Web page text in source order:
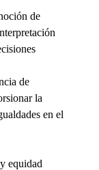
de
de
la
en el
equidad